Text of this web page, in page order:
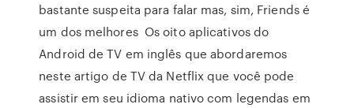
bastante suspeita para falar mas, sim, Friends é
um dos melhores Os oito aplicativos do
Android de TV em inglês que abordaremos
neste artigo de TV da Netflix que você pode
assistir em seu idioma nativo com legendas em